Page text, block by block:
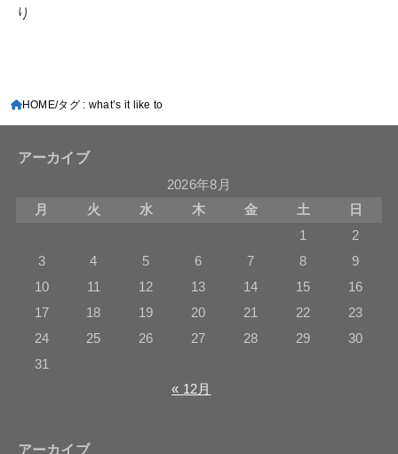
り
HOME タグ : what’s it like to
アーカイブ
2026年8月
月
火 水 木 金 土
日
1
2
3
4 5 6 7 8
9
10
11 12 13 14 15
16
17
18 19 20 21 22
23
24
25 26 27 28 29
30
31
« 12月
アーカイブ